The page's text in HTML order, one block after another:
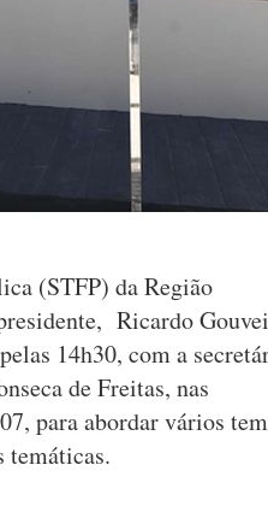
(STFP) da Região
Ricardo
14h30, com a
de Freitas, nas
para abordar vários
temáticas.